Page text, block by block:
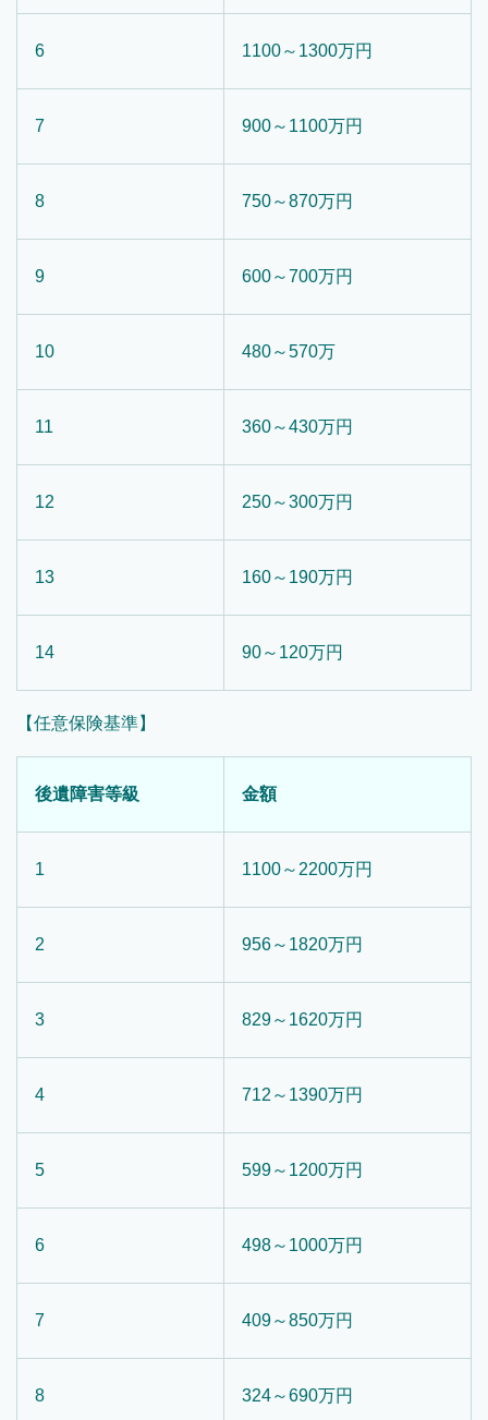
6 1100～1300万円
7 900～1100万円
8 750～870万円
9 600～700万円
10 480～570万
11 360～430万円
12 250～300万円
13 160～190万円
14 90～120万円
【任意保険基準】
後遺障害等級 金額
1 1100～2200万円
2 956～1820万円
3 829～1620万円
4 712～1390万円
5 599～1200万円
6 498～1000万円
7 409～850万円
8 324～690万円